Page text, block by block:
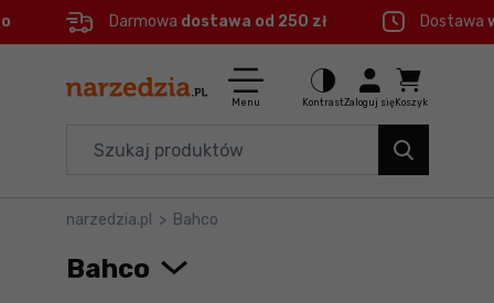
Menu główne
Filtry
Produkty
Darmowa dostawa od 250 zł Dostawa
Menu KontrastZaloguj się Koszyk
Elektronarzędzia
narzedzia.pl > Bahco
Bahco